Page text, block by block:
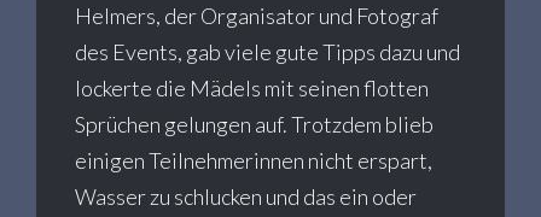
Helmers, der Organisator und Fotograf
des Events, gab viele gute Tipps dazu und
lockerte die Mädels mit seinen flotten
Sprüchen gelungen auf. Trotzdem blieb
einigen Teilnehmerinnen nicht erspart,
Wasser zu schlucken und das ein oder